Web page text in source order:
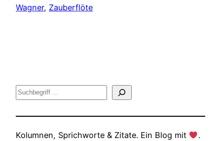
Wagner, Zauberflöte
Suche
Kolumnen, Sprichworte & Zitate. Ein Blog mit .